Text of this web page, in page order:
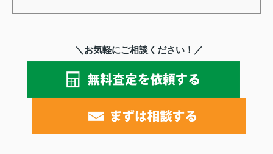
＼お気軽にご相談ください！／